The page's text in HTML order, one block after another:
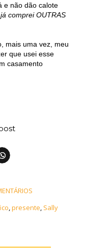
e não dão calote
comprei OUTRAS
mais uma vez, meu
que usei esse
casamento
,presente, Sally